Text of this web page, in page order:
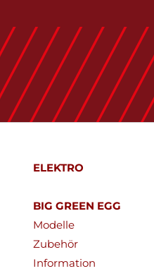
ELEKTRO
BIG GREEN EGG
Modelle
Zubehör
Information